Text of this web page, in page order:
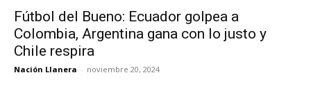
Fútbol del Bueno: Ecuador golpea a
Colombia, Argentina gana con lo justo y
Chile respira
Nación Llanera - noviembre 20, 2024